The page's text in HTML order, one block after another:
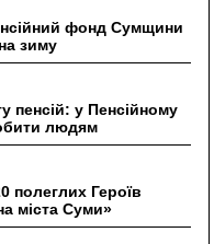
фонд Сумщини
зиму
пенсій: у Пенсійному
людям
полеглих Героїв
міста Суми»